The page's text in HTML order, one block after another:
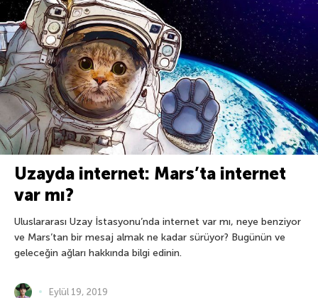
Uzayda internet: Mars’ta internet
var mı?
Uluslararası Uzay İstasyonu’nda internet var mı, neye benziyor
ve Mars’tan bir mesaj almak ne kadar sürüyor? Bugünün ve
geleceğin ağları hakkında bilgi edinin.
Eylül 19, 2019